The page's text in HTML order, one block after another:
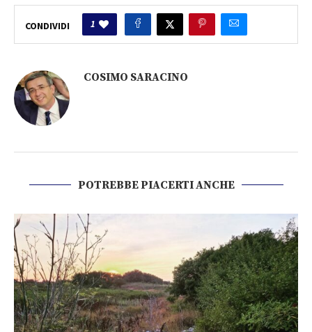
CONDIVIDI 1
COSIMO SARACINO
POTREBBE PIACERTI ANCHE